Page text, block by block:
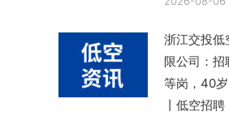
浙江交投低
限公司：
等岗，40
丨低空招聘